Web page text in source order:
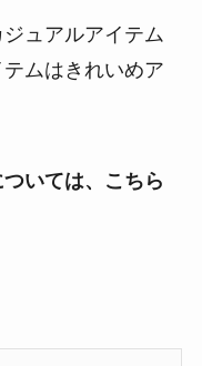
ュアルアイテム
ムはきれいめア
いては、こちら